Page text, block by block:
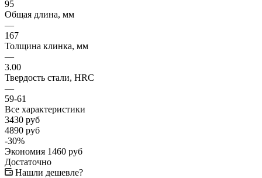
95
Общая длина, мм
—
167
Толщина клинка, мм
—
3.00
Твердость стали, HRC
—
59-61
Все характеристики
3430 руб
4890 руб
-30%
Экономия 1460 руб
Достаточно
Нашли дешевле?